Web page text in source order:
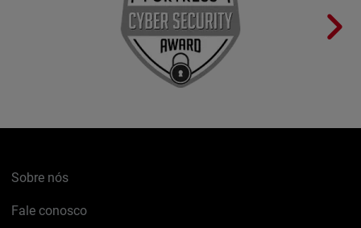
Sobre nós
Fale conosco